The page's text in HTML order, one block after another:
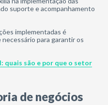
suporte e acompanhamento
implementadas é
para garantir os
quais são e por que o setor
de negócios